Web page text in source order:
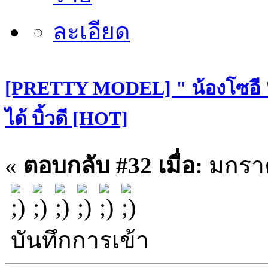
[PRETTY MODEL] " น้องโซ
ได้ บิ้วดี [HOT]
« ตอบกลับ #32 เมื่อ: มกรา
บันทึกการเข้า